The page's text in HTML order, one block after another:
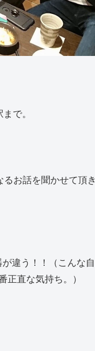
で。
お話を聞かせて頂き
違う！！（こんな自
正直な気持ち。）